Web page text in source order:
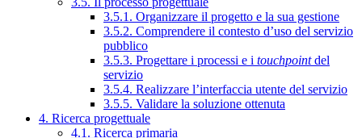
3.5.1. Organizzare il progetto e la sua gestione
3.5.2. Comprendere il contesto d’uso del servizio
pubblico
3.5.3. Progettare i processi e i touchpointdel
servizio
3.5.4. Realizzare l’interfaccia utente del servizio
3.5.5. Validare la soluzione ottenuta
4. Ricerca progettuale
4.1. Ricerca primaria